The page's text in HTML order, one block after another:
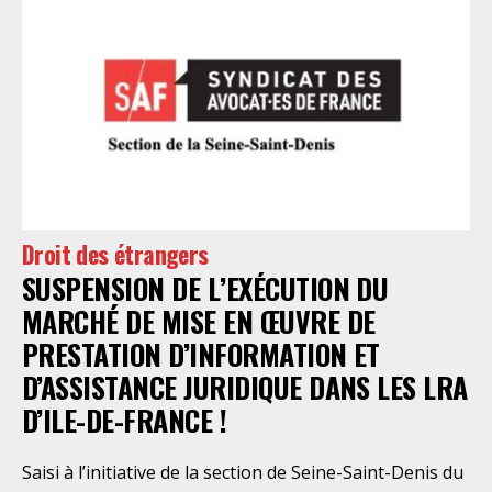
Droit des étrangers
SUSPENSION DE L’EXÉCUTION DU
MARCHÉ DE MISE EN ŒUVRE DE
PRESTATION D’INFORMATION ET
D’ASSISTANCE JURIDIQUE DANS LES LRA
D’ILE-DE-FRANCE !
Saisi à l’initiative de la section de Seine-Saint-Denis du